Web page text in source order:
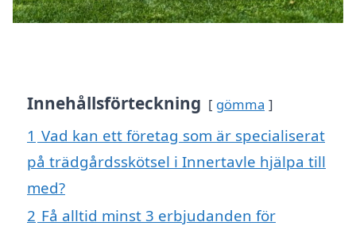
Innehållsförteckning gömma
1 Vad kan ett företag som är specialiserat
på trädgårdsskötsel i Innertavle hjälpa till
med?
2 Få alltid minst 3 erbjudanden för